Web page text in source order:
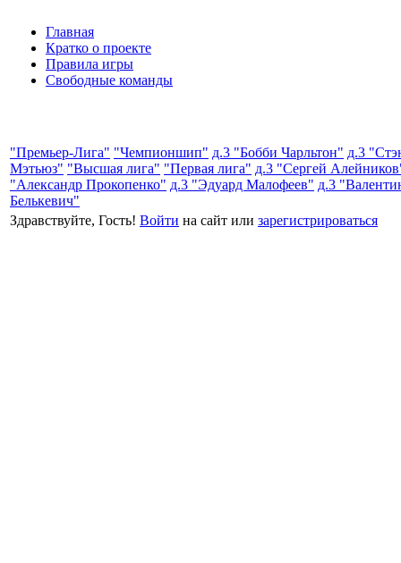
Главная
Кратко о проекте
Правила игры
Свободные команды
"Премьер-Лига" "Чемпионшип" д.3 "Бобби Чарльтон" д.3
Мэтьюз" "Высшая лига" "Первая лига" д.3 "Сергей
"Александр Прокопенко" д.3 "Эдуард Малофеев" д.3
Белькевич"
Здравствуйте, Гость! Войти на сайт или зарегистрироваться